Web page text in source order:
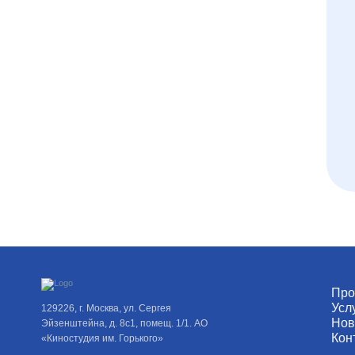
129226, г. Москва, ул. Сергея
Эйзенштейна, д. 8с1, помещ. 1/1. АО
«Киностудия им. Горького»